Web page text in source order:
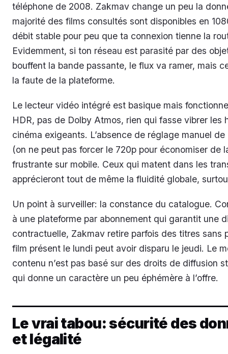
téléphone de 2008. Zakmav change un peu la
majorité des films consultés sont disponibles en
débit stable pour peu que ta connexion tienne la
Evidemment, si ton réseau est parasité par des
bouffent la bande passante, le flux va ramer, mais
la faute de la plateforme.
Le lecteur vidéo intégré est basique mais
HDR, pas de Dolby Atmos, rien qui fasse vibrer les
cinéma exigeants. L’absence de réglage manuel
(on ne peut pas forcer le 720p pour économiser de
frustrante sur mobile. Ceux qui matent dans les
apprécieront tout de même la fluidité globale,
Un point à surveiller: la constance du catalogue.
à une plateforme par abonnement qui garantit une
contractuelle, Zakmav retire parfois des titres sans
film présent le lundi peut avoir disparu le jeudi. Le
contenu n’est pas basé sur des droits de diffusion
qui donne un caractère un peu éphémère à l’offre.
Le vrai tabou: sécurité des
et légalité